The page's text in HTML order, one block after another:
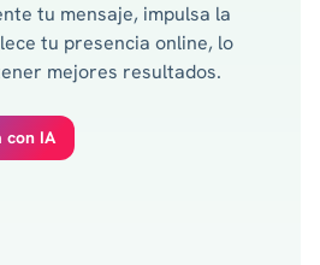
tu mensaje, impulsa la
tu presencia online, lo
mejores resultados.
con IA